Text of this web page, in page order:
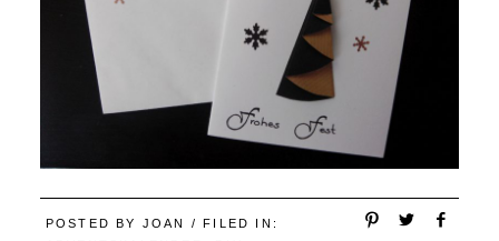
POSTED BY JOAN
/ FILED IN: